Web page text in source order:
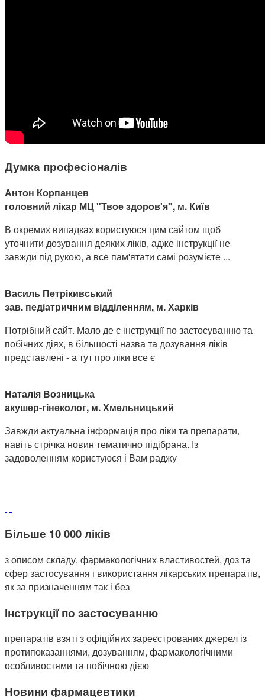
Думка професіоналів
Антон Корпанцев
головний лікар МЦ "Твое здоров'я", м. Київ
В окремих випадках користуюся цим сайтом щоб
уточнити дозування деяких ліків, адже інструкції не
завжди під рукою, а все пам'ятати самі розумієте ...
Василь Петрікивський
зав. педіатричним відділенням, м. Харків
Потрібний сайт. Мало де є інструкції по застосуванню та
побічних діях, в більшості назва та дозування ліків
представлені - а тут про ліки все є
Наталія Возницька
акушер-гінеколог, м. Хмельницький
Завжди актуальна інформація про ліки та препарати,
навіть стрічка новин тематично підібрана. Із
задоволенням користуюся і Вам раджу
Більше 10 000 ліків
з описом складу, фармакологічних властивостей, доз та
сфер застосування і використання лікарських препаратів,
як за призначенням так і без
Інструкції по застосуванню
препаратів взяті з офіційних зареєстрованих джерел із
протипоказаннями, дозуванням, фармакологічними
особливостями та побічною дією
Новини фармацевтики